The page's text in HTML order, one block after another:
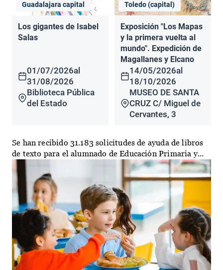
Guadalajara capital
Los gigantes de Isabel
Salas
01/07/2026al
31/08/2026
Biblioteca Pública
del Estado
Toledo (capital)
Exposición "Los Mapas
y la primera vuelta al
mundo". Expedición de
Magallanes y Elcano
14/05/2026al
18/10/2026
MUSEO DE SANTA
CRUZ C/ Miguel de
Cervantes, 3
Se han recibido 31.183 solicitudes de ayuda de libros
de texto para el alumnado de Educación Primaria y...